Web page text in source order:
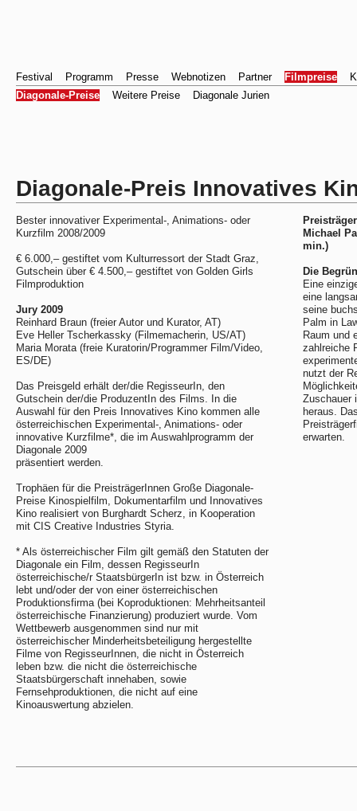
Festival Programm Presse Webnotizen Partner Filmpreise
Diagonale-Preise
Weitere Preise Diagonale Jurien
Diagonale-Preis Innovatives
Bester innovativer Experimental-, Animations- oder
Kurzfilm 2008/2009
€ 6.000,– gestiftet vom Kulturressort der Stadt Graz,
Gutschein über € 4.500,– gestiftet von Golden Girls
Filmproduktion
Jury 2009
Reinhard Braun (freier Autor und Kurator, AT)
Eve Heller Tscherkassky (Filmemacherin, US/AT)
Maria Morata (freie Kuratorin/Programmer Film/Video,
ES/DE)
Das Preisgeld erhält der/die RegisseurIn, den
Gutschein der/die ProduzentIn des Films. In die
Auswahl für den Preis Innovatives Kino kommen alle
österreichischen Experimental-, Animations- oder
innovative Kurzfilme*, die im Auswahlprogramm der
Diagonale 2009
präsentiert werden.
Trophäen für die PreisträgerInnen Große Diagonale-
Preise Kinospielfilm, Dokumentarfilm und Innovatives
Kino realisiert von Burghardt Scherz, in Kooperation
mit CIS Creative Industries Styria.
* Als österreichischer Film gilt gemäß den Statuten der
Diagonale ein Film, dessen RegisseurIn
österreichische/r StaatsbürgerIn ist bzw. in Österreich
lebt und/oder der von einer österreichischen
Produktionsfirma (bei Koproduktionen: Mehrheitsanteil
österreichische Finanzierung) produziert wurde. Vom
Wettbewerb ausgenommen sind nur mit
österreichischer Minderheitsbeteiligung hergestellte
Filme von RegisseurInnen, die nicht in Österreich
leben bzw. die nicht die österreichische
Staatsbürgerschaft innehaben, sowie
Fernsehproduktionen, die nicht auf eine
Kinoauswertung abzielen.
Michael
min.)
Die
Eine
eine
seine
Palm in
Raum und
zahlreiche
nutzt der
Zuschauer
heraus.
erwarten.